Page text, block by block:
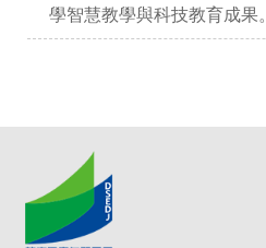
學智慧教學與科技教育成果。